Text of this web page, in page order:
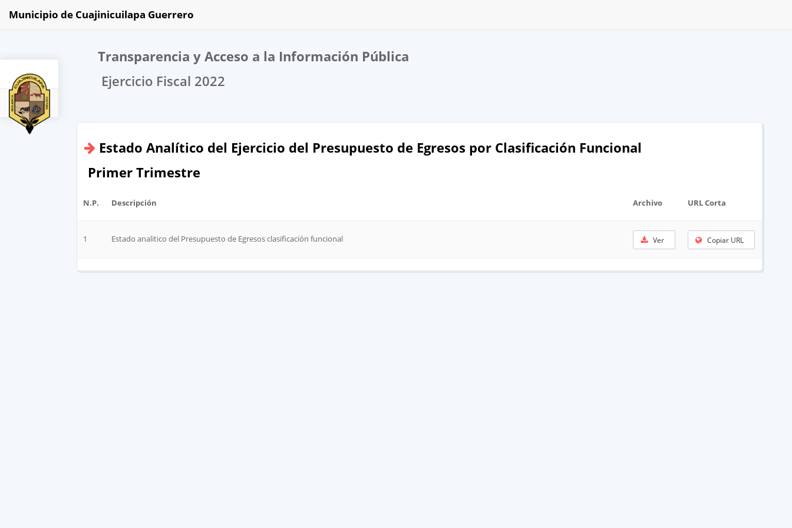
2022
Municipio de Cuajinicuilapa Guerrero
Transparencia y Acceso a la Información Pública
Ejercicio Fiscal 2022
Estado Analítico del Ejercicio del Presupuesto de Egresos por Clasificación Funcional
Primer Trimestre
N.P. Descripción Archivo URL Corta
1 Estado analitico del Presupuesto de Egresos clasificación funcional Ver Copiar URL